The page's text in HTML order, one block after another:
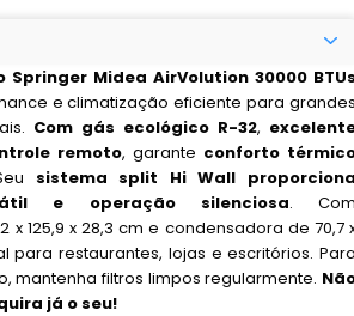
Springer Midea AirVolution 30000
e climatização eficiente para
Com gás ecológico R-32,
remoto, garante conforto
sistema split Hi Wall
e operação silenciosa.
x 125,9 x 28,3 cm e condensadora de 70,7
para restaurantes, lojas e escritórios.
mantenha filtros limpos regularmente.
já o seu!